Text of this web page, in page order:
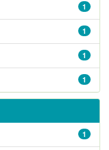
1
1
1
1
1